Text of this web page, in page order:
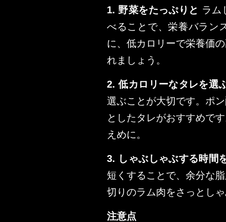
1. 野菜をたっぷりと ラム
べることで、栄養バラン
に、低カロリーで栄養価
れましょう。
2. 低カロリーなタレを選
選ぶことが大切です。ポ
としたタレがおすすめで
えめに。
3. しゃぶしゃぶする時間
短くすることで、余分な
切りのラム肉をさっとし
注意点